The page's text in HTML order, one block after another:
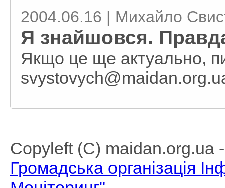
2004.06.16 | Михайло
Я знайшовся.
Якщо це ще актуально,
Copyleft (C) maidan.org.ua
Громадська організація